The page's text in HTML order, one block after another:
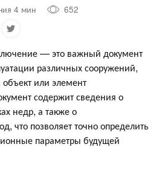
4 мин
652
— это важный документ
различных сооружений,
или элемент
содержит сведения о
недр, а также о
что позволяет точно определить
параметры будущей